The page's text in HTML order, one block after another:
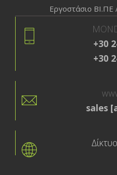
Εργοστάσιο ΒΙ.ΠΕ
+30
+30
sales